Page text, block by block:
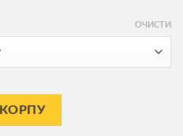
ОЧИСТИ
Panic Prey V2 10.5cm 16gr